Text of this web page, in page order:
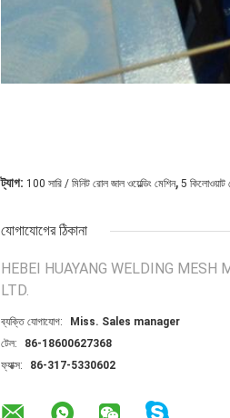
ট্যাগ: 100 সারি / মিনিট রোল জাল ওয়েল্ডিং মেশিন, 5 কিলোওয়াট
যোগাযোগের ঠিকানা
HEBEI HUAYANG WELDING MESH
LTD.
ব্যক্তি যোগাযোগ:
Miss. Sales manager
টেল:
86-18600627368
ফ্যাক্স:
86-317-5330602